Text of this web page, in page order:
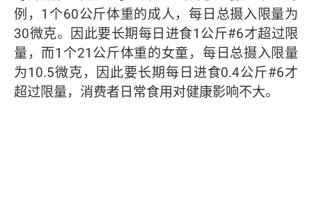
例，1个60公斤体重的成人，每日总摄入限量为
30微克。因此要长期每日进食1公斤#6才超过限
量，而1个21公斤体重的女童，每日总摄入限量
为10.5微克，因此要长期每日进食0.4公斤#6才
超过限量，消费者日常食用对健康影响不大。